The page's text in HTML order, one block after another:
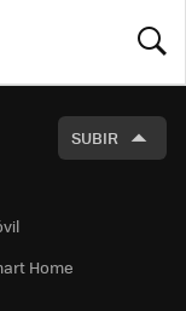
SUBIR
Home